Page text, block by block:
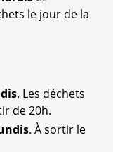
le jour de la
. Les déchets
de 20h.
. À sortir le